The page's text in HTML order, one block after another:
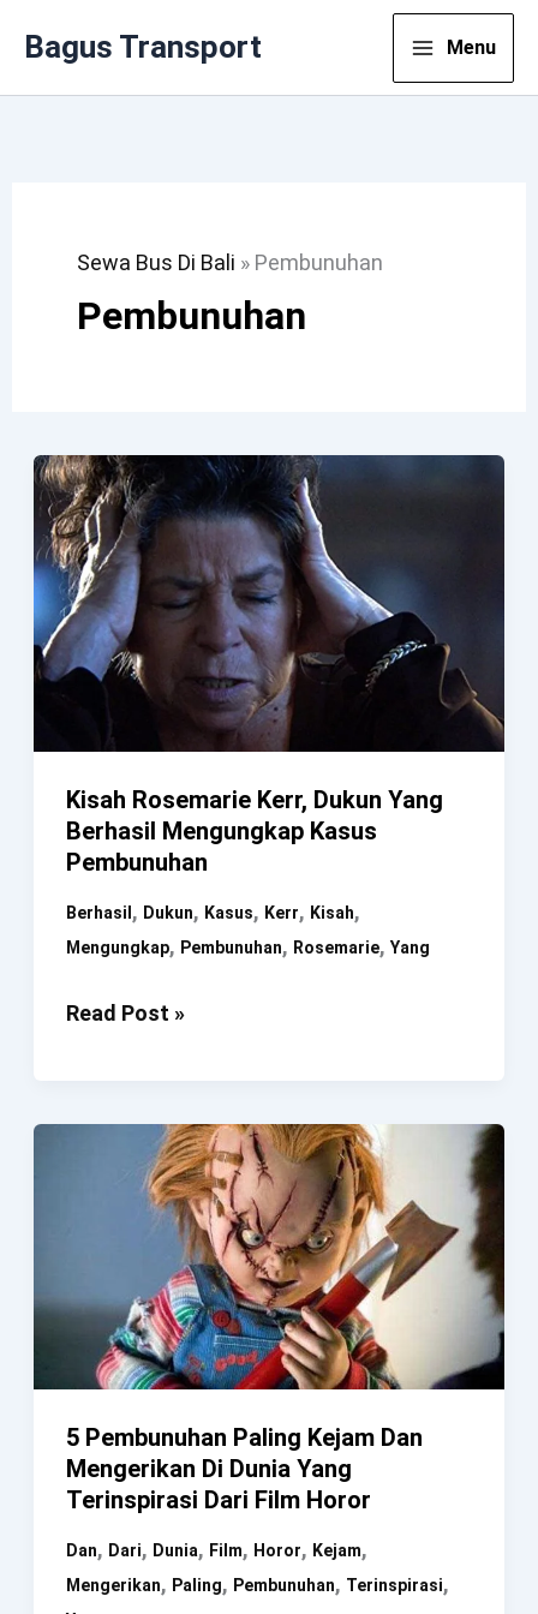
Bagus Transport Menu
Sewa Bus Di Bali » Pembunuhan
Pembunuhan
Kisah Rosemarie Kerr, Dukun Yang
Berhasil Mengungkap Kasus
Pembunuhan
Berhasil , Dukun, Kasus, Kerr, Kisah,
Mengungkap, Pembunuhan, Rosemarie, Yang
Kisah
Berhasil
Mengungkap
Pembunuhan
Read Post »
5 Pembunuhan Paling Kejam Dan
Mengerikan Di Dunia Yang
Terinspirasi Dari Film Horor
Dan, Dari, Dunia, Film, Horor, Kejam,
Mengerikan, Paling, Pembunuhan, Terinspirasi,